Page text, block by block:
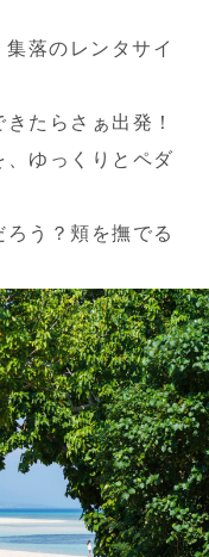
落のレンタサイ
たらさぁ出発！
ゆっくりとペダ
う？頬を撫でる